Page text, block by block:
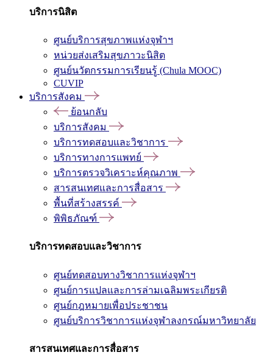
บริการนิสิต
ศูนย์บริการสุขภาพแห่งจุฬาฯ
หน่วยส่งเสริมสุขภาวะนิสิต
ศูนย์นวัตกรรมการเรียนรู้ (Chula MOOC)
CUVIP
บริการสังคม
ย้อนกลับ
บริการสังคม
บริการทดสอบและวิชาการ
บริการทางการแพทย์
บริการตรวจวิเคราะห์คุณภาพ
สารสนเทศและการสื่อสาร
พื้นที่สร้างสรรค์
พิพิธภัณฑ์
บริการทดสอบและวิชาการ
ศูนย์ทดสอบทางวิชาการแห่งจุฬาฯ
ศูนย์การแปลและการล่ามเฉลิมพระเกียรติ
ศูนย์กฎหมายเพื่อประชาชน
ศูนย์บริการวิชาการแห่งจุฬาลงกรณ์มหาวิทยาลัย
สารสนเทศและการสื่อสาร